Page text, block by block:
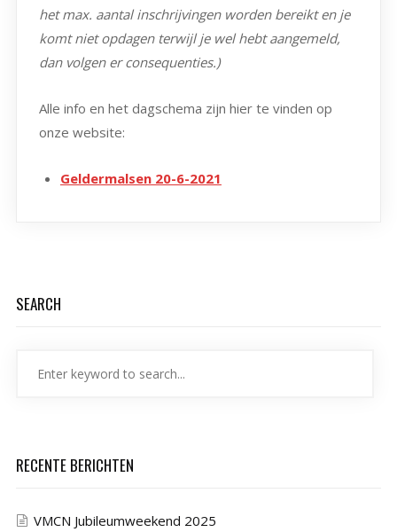
het max. aantal inschrijvingen worden bereikt en je
komt niet opdagen terwijl je wel hebt aangemeld,
dan volgen er consequenties.)
Alle info en het dagschema zijn hier te vinden op
onze website:
Geldermalsen 20-6-2021
SEARCH
RECENTE BERICHTEN
VMCN Jubileumweekend 2025